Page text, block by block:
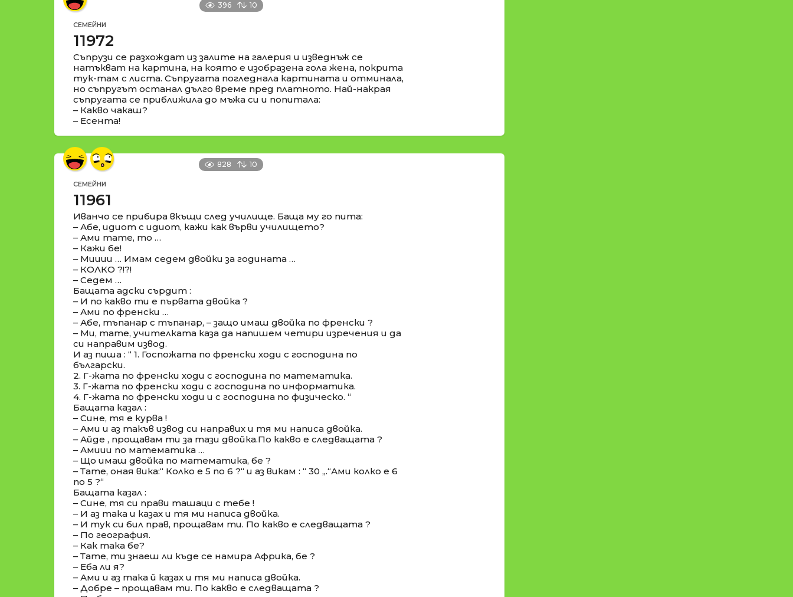
396 10
СЕМЕЙНИ
11972
Съпрузи се разхождат из залите на галерия и изведнъж се
натъкват на картина, на която е изобразена гола жена, покрита
тук-там с листа. Съпругата погледнала картината и отминала,
но съпругът останал дълго време пред платното. Най-накрая
съпругата се приближила до мъжа си и попитала:
– Какво чакаш?
– Есента!
828 10
СЕМЕЙНИ
11961
Иванчо се прибира вкъщи след училище. Баща му го пита:
– Абе, идиот с идиот, кажи как върви училището?
– Ами тате, то …
– Кажи бе!
– Мииии … Имам седем двойки за годината …
– КОЛКО ?!?!
– Седем …
Бащата адски сърдит :
– И по какво ти е първата двойка ?
– Ами по френски …
– Абе, тъпанар с тъпанар, – защо имаш двойка по френски ?
– Ми, тате, учителката каза да напишем четири изречения и да
си направим извод.
И аз пиша : “ 1. Госпожата по френски ходи с господина по
български.
2. Г-жата по френски ходи с господина по математика.
3. Г-жата по френски ходи с господина по информатика.
4. Г-жата по френски ходи и с господина по физическо. “
Бащата казал :
– Сине, тя е курва !
– Ами и аз такъв извод си направих и тя ми написа двойка.
– Айде , прощавам ти за тази двойка.По какво е следващата ?
– Амиии по математика …
– Що имаш двойка по математика, бе ?
– Тате, оная вика:“ Колко е 5 по 6 ?“ и аз викам : “ 30 „.“Ами колко е 6
по 5 ?“
Бащата казал :
– Сине, тя си прави ташаци с тебе !
– И аз така и казах и тя ми написа двойка.
– И тук си бил прав, прощавам ти. По какво е следващата ?
– По география.
– Как така бе?
– Тате, ти знаеш ли къде се намира Африка, бе ?
– Еба ли я?
– Ами и аз така й казах и тя ми написа двойка.
– Добре – прощавам ти. По какво е следващата ?